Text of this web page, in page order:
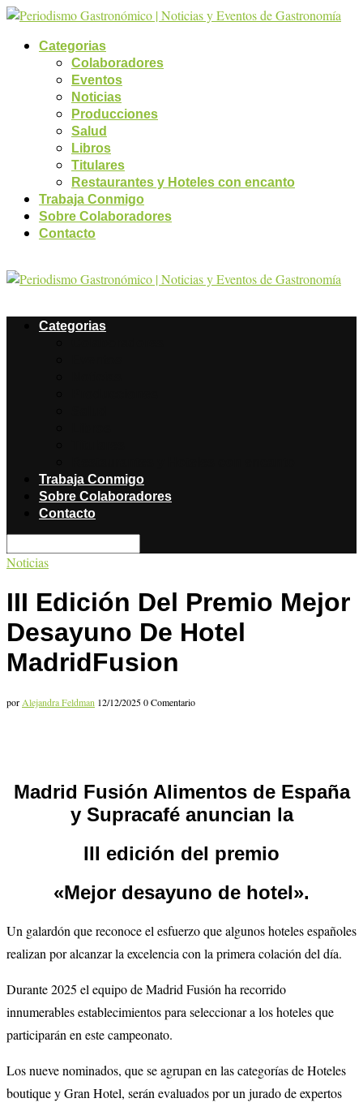
Categorias
Colaboradores
Eventos
Noticias
Producciones
Salud
Libros
Titulares
Restaurantes y Hoteles con encanto
Trabaja Conmigo
Sobre Colaboradores
Contacto
Categorias
Trabaja Conmigo
Sobre Colaboradores
Contacto
Noticias
III Edición Del Premio Mejor
Desayuno De Hotel
MadridFusion
por Alejandra Feldman 12/12/20250 Comentario
Madrid Fusión Alimentos de España
y Supracafé anuncian la
III edición del premio
«Mejor desayuno de hotel».
Un galardón que reconoce el esfuerzo que algunos hoteles españoles
realizan por alcanzar la excelencia con la primera colación del día.
Durante 2025 el equipo de Madrid Fusión ha recorrido
innumerables establecimientos para seleccionar a los hoteles que
participarán en este campeonato.
Los nueve nominados, que se agrupan en las categorías de Hoteles
boutique y Gran Hotel, serán evaluados por un jurado de expertos